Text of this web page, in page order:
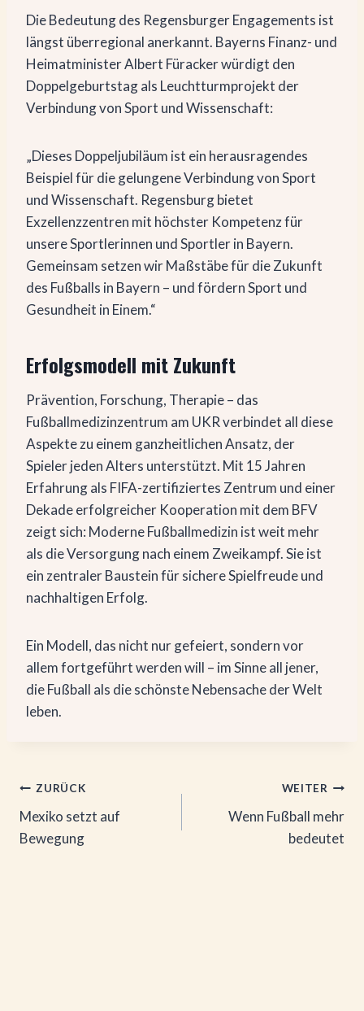
Die Bedeutung des Regensburger Engagements ist
längst überregional anerkannt. Bayerns Finanz- und
Heimatminister Albert Füracker würdigt den
Doppelgeburtstag als Leuchtturmprojekt der
Verbindung von Sport und Wissenschaft:
„Dieses Doppeljubiläum ist ein herausragendes
Beispiel für die gelungene Verbindung von Sport
und Wissenschaft. Regensburg bietet
Exzellenzzentren mit höchster Kompetenz für
unsere Sportlerinnen und Sportler in Bayern.
Gemeinsam setzen wir Maßstäbe für die Zukunft
des Fußballs in Bayern – und fördern Sport und
Gesundheit in Einem.“
Erfolgsmodell mit Zukunft
Prävention, Forschung, Therapie – das
Fußballmedizinzentrum am UKR verbindet all diese
Aspekte zu einem ganzheitlichen Ansatz, der
Spieler jeden Alters unterstützt. Mit 15 Jahren
Erfahrung als FIFA-zertifiziertes Zentrum und einer
Dekade erfolgreicher Kooperation mit dem BFV
zeigt sich: Moderne Fußballmedizin ist weit mehr
als die Versorgung nach einem Zweikampf. Sie ist
ein zentraler Baustein für sichere Spielfreude und
nachhaltigen Erfolg.
Ein Modell, das nicht nur gefeiert, sondern vor
allem fortgeführt werden will – im Sinne all jener,
die Fußball als die schönste Nebensache der Welt
leben.
Beitragsnavigation
ZURÜCK
Mexiko setzt auf
Bewegung
WEITER
Wenn Fußball mehr
bedeutet